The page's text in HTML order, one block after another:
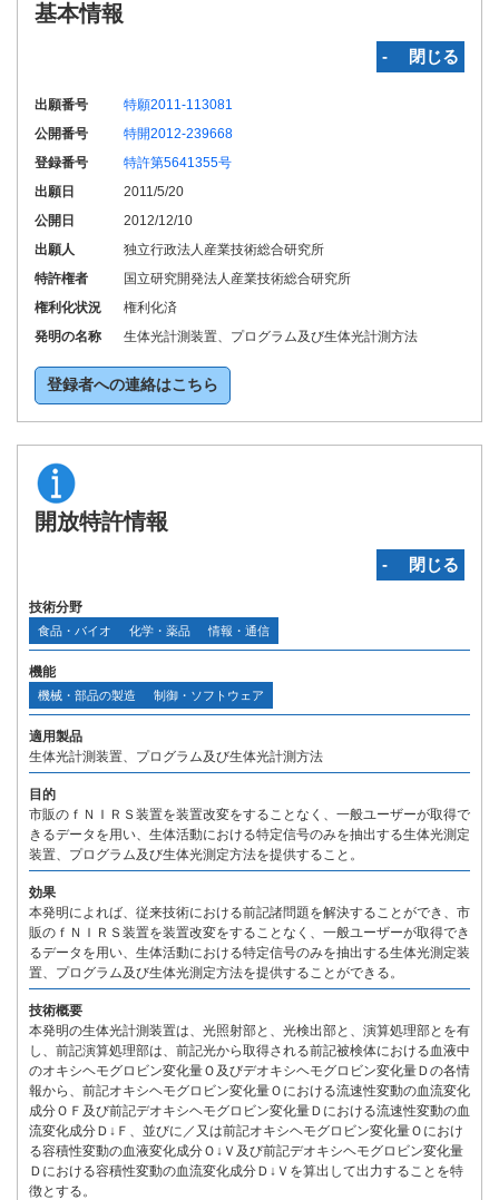
基本情報
‐ 閉じる
出願番号
特願2011-113081
公開番号
特開2012-239668
登録番号
特許第5641355号
出願日
2011/5/20
公開日
2012/12/10
出願人
独立行政法人産業技術総合研究所
特許権者
国立研究開発法人産業技術総合研究所
権利化状況
権利化済
発明の名称
生体光計測装置、プログラム及び生体光計測方法
登録者への連絡はこちら
開放特許情報
‐ 閉じる
技術分野
食品・バイオ 化学・薬品 情報・通信
機能
機械・部品の製造 制御・ソフトウェア
適用製品
生体光計測装置、プログラム及び生体光計測方法
目的
市販のｆＮＩＲＳ装置を装置改変をすることなく、一般ユーザーが取得で
きるデータを用い、生体活動における特定信号のみを抽出する生体光測定
装置、プログラム及び生体光測定方法を提供すること。
効果
本発明によれば、従来技術における前記諸問題を解決することができ、市
販のｆＮＩＲＳ装置を装置改変をすることなく、一般ユーザーが取得でき
るデータを用い、生体活動における特定信号のみを抽出する生体光測定装
置、プログラム及び生体光測定方法を提供することができる。
技術概要
本発明の生体光計測装置は、光照射部と、光検出部と、演算処理部とを有
し、前記演算処理部は、前記光から取得される前記被検体における血液中
のオキシヘモグロビン変化量Ｏ及びデオキシヘモグロビン変化量Ｄの各情
報から、前記オキシヘモグロビン変化量Ｏにおける流速性変動の血流変化
成分ＯＦ及び前記デオキシヘモグロビン変化量Ｄにおける流速性変動の血
流変化成分Ｄ↓Ｆ、並びに／又は前記オキシヘモグロビン変化量Ｏにおけ
る容積性変動の血液変化成分Ｏ↓Ｖ及び前記デオキシヘモグロビン変化量
Ｄにおける容積性変動の血流変化成分Ｄ↓Ｖを算出して出力することを特
徴とする。